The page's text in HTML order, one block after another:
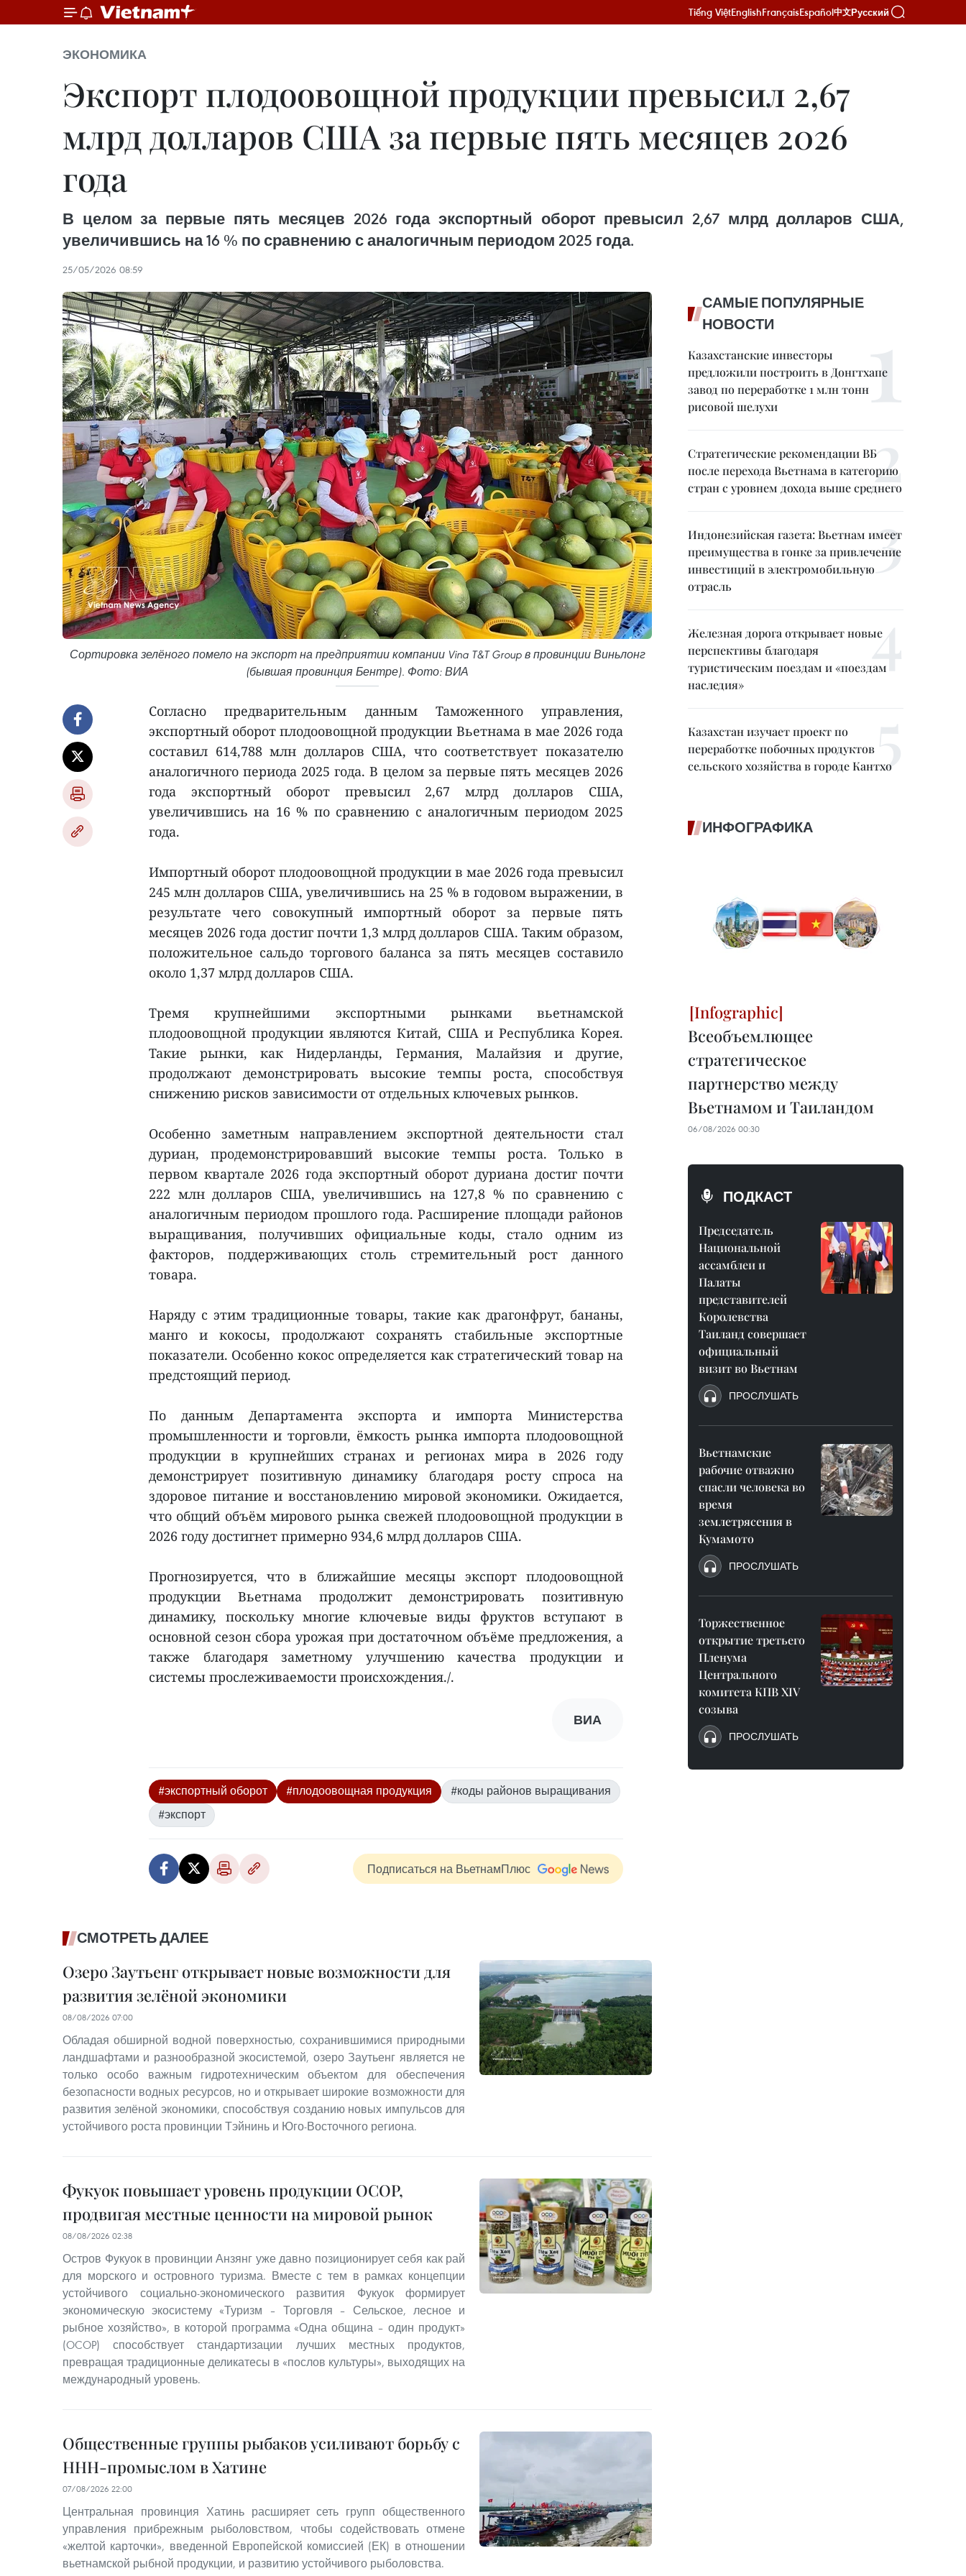
Tiếng ViệtEnglishFrançaisEspañol中文Русский
ЭКОНОМИКА
Экспорт плодоовощной продукции превысил 2,67
млрд долларов США за первые пять месяцев 2026
года
В целом за первые пять месяцев 2026 года экспортный оборот превысил 2,67 млрд долларов США,
увеличившись на 16 % по сравнению с аналогичным периодом 2025 года.
25/05/2026 08:59
Сортировка зелёного помело на экспорт на предприятии компании Vina T&T Group в провинции Виньлонг
(бывшая провинция Бентре). Фото: ВИА
Согласно предварительным данным Таможенного управления,
экспортный оборот плодоовощной продукции Вьетнама в мае 2026 года
составил 614,788 млн долларов США, что соответствует показателю
аналогичного периода 2025 года. В целом за первые пять месяцев 2026
года экспортный оборот превысил 2,67 млрд долларов США,
увеличившись на 16 % по сравнению с аналогичным периодом 2025
года.
Импортный оборот плодоовощной продукции в мае 2026 года превысил
245 млн долларов США, увеличившись на 25 % в годовом выражении, в
результате чего совокупный импортный оборот за первые пять
месяцев 2026 года достиг почти 1,3 млрд долларов США. Таким образом,
положительное сальдо торгового баланса за пять месяцев составило
около 1,37 млрд долларов США.
Тремя крупнейшими экспортными рынками вьетнамской
плодоовощной продукции являются Китай, США и Республика Корея.
Такие рынки, как Нидерланды, Германия, Малайзия и другие,
продолжают демонстрировать высокие темпы роста, способствуя
снижению рисков зависимости от отдельных ключевых рынков.
Особенно заметным направлением экспортной деятельности стал
дуриан, продемонстрировавший высокие темпы роста. Только в
первом квартале 2026 года экспортный оборот дуриана достиг почти
222 млн долларов США, увеличившись на 127,8 % по сравнению с
аналогичным периодом прошлого года. Расширение площади районов
выращивания, получивших официальные коды, стало одним из
факторов, поддерживающих столь стремительный рост данного
товара.
Наряду с этим традиционные товары, такие как драгонфрут, бананы,
манго и кокосы, продолжают сохранять стабильные экспортные
показатели. Особенно кокос определяется как стратегический товар на
предстоящий период.
По данным Департамента экспорта и импорта Министерства
промышленности и торговли, ёмкость рынка импорта плодоовощной
продукции в крупнейших странах и регионах мира в 2026 году
демонстрирует позитивную динамику благодаря росту спроса на
здоровое питание и восстановлению мировой экономики. Ожидается,
что общий объём мирового рынка свежей плодоовощной продукции в
2026 году достигнет примерно 934,6 млрд долларов США.
Прогнозируется, что в ближайшие месяцы экспорт плодоовощной
продукции Вьетнама продолжит демонстрировать позитивную
динамику, поскольку многие ключевые виды фруктов вступают в
основной сезон сбора урожая при достаточном объёме предложения, а
также благодаря заметному улучшению качества продукции и
системы прослеживаемости происхождения./.
ВИА
#экспортный оборот #плодоовощная продукция
#коды районов выращивания
#экспорт
Подписаться на ВьетнамПлюс
СМОТРЕТЬ ДАЛЕЕ
Озеро Заутьенг открывает новые возможности для
развития зелёной экономики
08/08/2026 07:00
Обладая обширной водной поверхностью, сохранившимися природными
ландшафтами и разнообразной экосистемой, озеро Заутьенг является не
только особо важным гидротехническим объектом для обеспечения
безопасности водных ресурсов, но и открывает широкие возможности для
развития зелёной экономики, способствуя созданию новых импульсов для
устойчивого роста провинции Тэйнинь и Юго-Восточного региона.
Фукуок повышает уровень продукции OCOP,
продвигая местные ценности на мировой рынок
08/08/2026 02:38
Остров Фукуок в провинции Анзянг уже давно позиционирует себя как рай
для морского и островного туризма. Вместе с тем в рамках концепции
устойчивого социально-экономического развития Фукуок формирует
экономическую экосистему «Туризм – Торговля – Сельское, лесное и
рыбное хозяйство», в которой программа «Одна община – один продукт»
(OCOP) способствует стандартизации лучших местных продуктов,
превращая традиционные деликатесы в «послов культуры», выходящих на
международный уровень.
Общественные группы рыбаков усиливают борьбу с
ННН-промыслом в Хатине
07/08/2026 22:00
Центральная провинция Хатинь расширяет сеть групп общественного
управления прибрежным рыболовством, чтобы содействовать отмене
«желтой карточки», введенной Европейской комиссией (ЕК) в отношении
вьетнамской рыбной продукции, и развитию устойчивого рыболовства.
САМЫЕ ПОПУЛЯРНЫЕ
НОВОСТИ
Казахстанские инвесторы
предложили построить в Донгтхапе
завод по переработке 1 млн тонн
рисовой шелухи
Стратегические рекомендации ВБ
после перехода Вьетнама в категорию
стран с уровнем дохода выше среднего
Индонезийская газета: Вьетнам имеет
преимущества в гонке за привлечение
инвестиций в электромобильную
отрасль
Железная дорога открывает новые
перспективы благодаря
туристическим поездам и «поездам
наследия»
Казахстан изучает проект по
переработке побочных продуктов
сельского хозяйства в городе Кантхо
ИНФОГРАФИКА
Всеобъемлющее
стратегическое
партнерство между
Вьетнамом и Таиландом
06/08/2026 00:30
ПОДКАСТ
Председатель
Национальной
ассамблеи и
Палаты
представителей
Королевства
Таиланд совершает
официальный
визит во Вьетнам
ПРОСЛУШАТЬ
Вьетнамские
рабочие отважно
спасли человека во
время
землетрясения в
Кумамото
ПРОСЛУШАТЬ
Торжественное
открытие третьего
Пленума
Центрального
комитета КПВ XIV
созыва
ПРОСЛУШАТЬ